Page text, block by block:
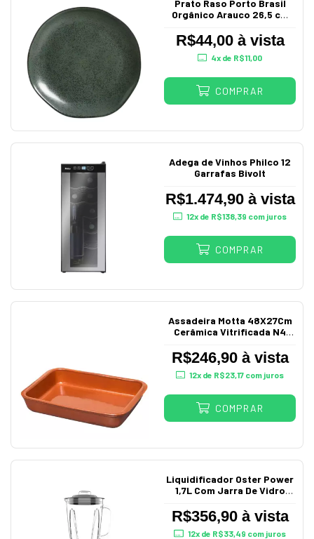
Prato Raso Porto Brasil
Orgânico Arauco 26,5 cm
R$44,00 à vista
4x de R$11,00
COMPRAR
Adega de Vinhos Philco 12
Garrafas Bivolt
R$1.474,90 à vista
12x de R$138,39 com juros
COMPRAR
Assadeira Motta 48X27Cm
Cerâmica Vitrificada N4
R$246,90 à vista
12x de R$23,17 com juros
COMPRAR
Liquidificador Oster Power
1,7L Com Jarra De Vidro
R$356,90 à vista
12x de R$33,49 com juros